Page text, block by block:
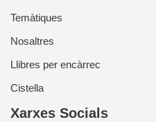
Temàtiques
Nosaltres
Llibres per encàrrec
Cistella
Xarxes Socials